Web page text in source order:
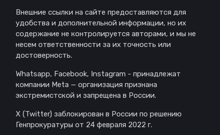
Внешние ссылки на сайте предоставляются для
удобства и дополнительной информации, но их
содержание не контролируется авторами, и мы не
несем ответственности за их точность или
достоверность.
Whatsapp, Facebook, Instagram - принадлежат
компании Meta — организация признана
экстремистской и запрещена в России.
X (Twitter) заблокирован в России по решению
Генпрокуратуры от 24 февраля 2022 г.